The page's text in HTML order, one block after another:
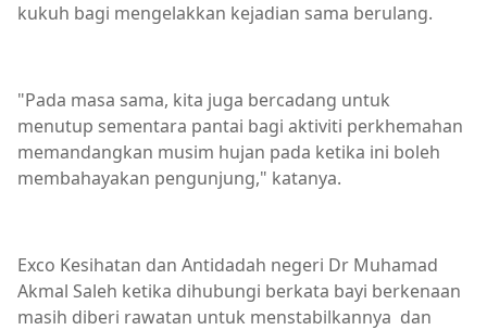
kukuh bagi mengelakkan kejadian sama berulang.
"Pada masa sama, kita juga bercadang untuk
menutup sementara pantai bagi aktiviti perkhemahan
memandangkan musim hujan pada ketika ini boleh
membahayakan pengunjung," katanya.
Exco Kesihatan dan Antidadah negeri Dr Muhamad
Akmal Saleh ketika dihubungi berkata bayi berkenaan
masih diberi rawatan untuk menstabilkannya dan